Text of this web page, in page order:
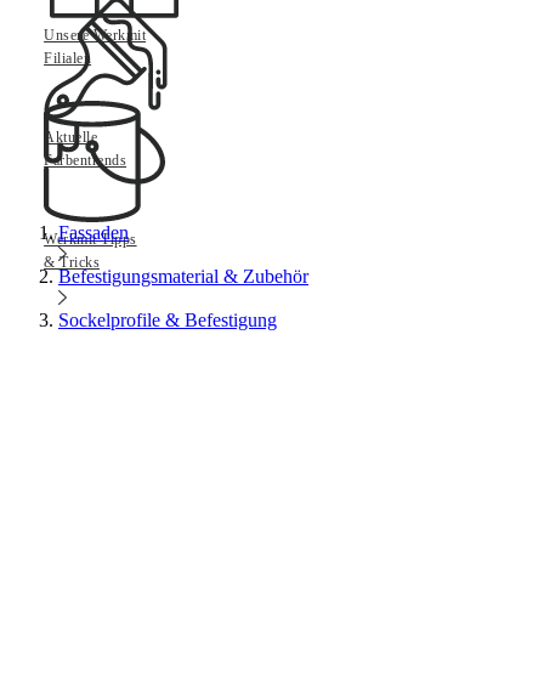
Unsere Werkmit
Filialen
Aktuelle
Farbentrends
Werkmit Tipps
& Tricks
Fassaden
Befestigungsmaterial & Zubehör
Sockelprofile & Befestigung